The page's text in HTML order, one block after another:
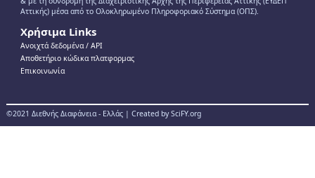
Αττικής) μέσα από το Ολοκληρωμένο Πληροφοριακό Σύστημα (ΟΠΣ).
Χρήσιμα Links
Ανοιχτά δεδομένα / ΑPI
Αποθετήριο κώδικα πλατφορμας
Επικοινωνία
©2021 Διεθνής Διαφάνεια - Ελλάς | Created by SciFY.org